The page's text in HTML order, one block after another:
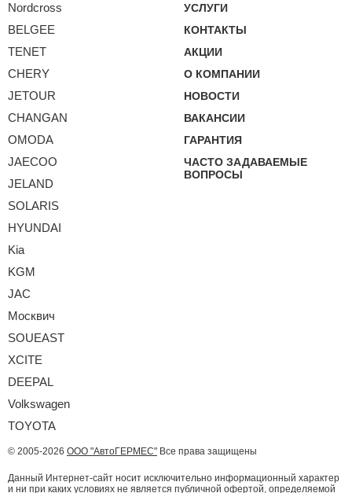
Nordcross
BELGEE
TENET
CHERY
JETOUR
CHANGAN
OMODA
JAECOO
JELAND
SOLARIS
HYUNDAI
Kia
KGM
JAC
Москвич
SOUEAST
XCITE
DEEPAL
Volkswagen
TOYOTA
УСЛУГИ
КОНТАКТЫ
АКЦИИ
О КОМПАНИИ
НОВОСТИ
ВАКАНСИИ
ГАРАНТИЯ
ЧАСТО ЗАДАВАЕМЫЕ
ВОПРОСЫ
© 2005-2026 ООО "АвтоГЕРМЕС" Все права защищены
Данный Интернет-сайт носит исключительно информационный характер
и ни при каких условиях не является публичной офертой, определяемой